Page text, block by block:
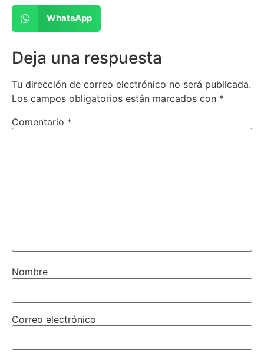
WhatsApp
Deja una respuesta
Tu dirección de correo electrónico no será publicada.
Los campos obligatorios están marcados con *
Comentario *
Nombre
Correo electrónico